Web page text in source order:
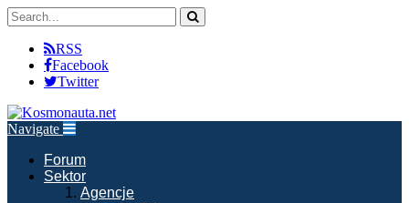
RSS
Facebook
Twitter
Navigate
Forum
Sektor
Agencje